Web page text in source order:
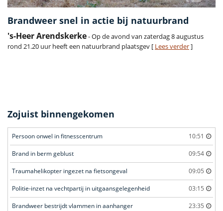
Brandweer snel in actie bij natuurbrand
's-Heer Arendskerke- Op de avond van zaterdag 8 augustus
rond 21.20 uur heeft een natuurbrand plaatsgev [ Lees verder]
Zojuist binnengekomen
Persoon onwel in fitnesscentrum 10:51
Brand in berm geblust 09:54
Traumahelikopter ingezet na fietsongeval 09:05
Politie-inzet na vechtpartij in uitgaansgelegenheid 03:15
Brandweer bestrijdt vlammen in aanhanger 23:35